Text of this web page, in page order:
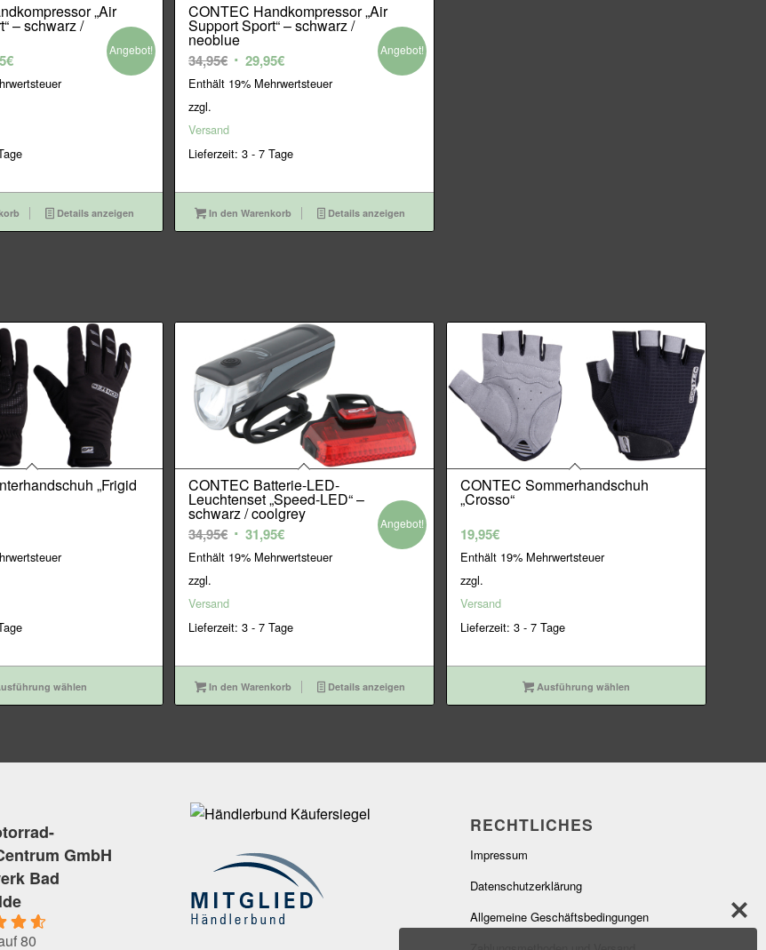
„Air
– schwarz /
€Aktueller
Preis
Angebot!
Details anzeigen
CONTEC Handkompressor „Air
Support Sport“ – schwarz /
neoblue
34,95€ Ursprünglicher
Preis
29,95€Aktueller
Preis
Enthält 19% Mehrwertsteuer
zzgl.
Versand
Lieferzeit: 3 - 7 Tage
Angebot!
In den Warenkorb Details anzeigen
„Frigid
wählen
CONTEC Batterie-LED-
Leuchtenset „Speed-LED“ –
schwarz / coolgrey
34,95€ Ursprünglicher
Preis
31,95€Aktueller
Preis
Enthält 19% Mehrwertsteuer
zzgl.
Versand
Lieferzeit: 3 - 7 Tage
Angebot!
In den Warenkorb Details anzeigen
CONTEC Sommerhandschuh
„Crosso“
19,95€
Enthält 19% Mehrwertsteuer
zzgl.
Versand
Lieferzeit: 3 - 7 Tage
Ausführung wählen
GmbH
Bad
80
RECHTLICHES
Impressum
Datenschutzerklärung
Allgemeine Geschäftsbedingungen